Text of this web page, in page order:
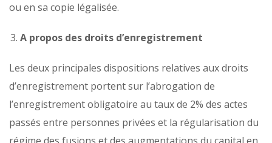
ou en sa copie légalisée.
A propos des droits d’enregistrement
Les deux principales dispositions relatives aux droits
d’enregistrement portent sur l’abrogation de
l’enregistrement obligatoire au taux de 2% des actes
passés entre personnes privées et la régularisation du